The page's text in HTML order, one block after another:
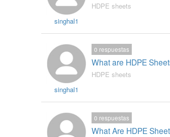
singhal1
HDPE sheets
singhal1
What are HDPE
0 respuestas
HDPE sheets
What Are HDPE
0 respuestas